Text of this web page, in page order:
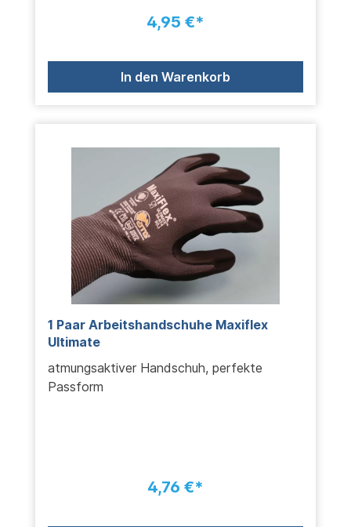
4,95 €*
In den Warenkorb
1 Paar Arbeitshandschuhe Maxiflex
Ultimate
atmungsaktiver Handschuh, perfekte
Passform
4,76 €*